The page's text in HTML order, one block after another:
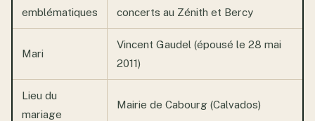
emblématiques
concerts au Zénith et Bercy
Mari
Vincent Gaudel (épousé le 28 mai
2011)
Lieu du
mariage
Mairie de Cabourg (Calvados)